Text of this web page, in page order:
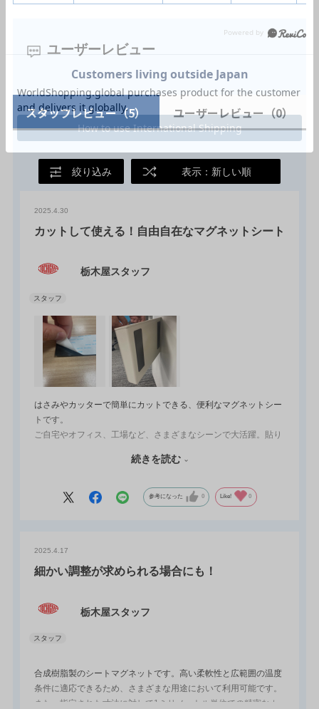
ユーザーレビュー
スタッフレビュー（5） ユーザーレビュー（0）
絞り込み 表示：新しい順
2025.4.30
カットして使える！自由自在なマグネットシート
栃木屋スタッフ
はさみやカッターで簡単にカットできる、便利なマグネットシー
トです。
ご自宅やオフィス、工場など、さまざまなシーンで大活躍。貼り
さらに、特注対応でお好みの寸法はもちろん、両面テープの加工
宙に浮かせて収納することで、見た目もスッキリ＆スペースを有
効活用できます。
続きを読む
参考になった 0 Like! 0
2025.4.17
細かい調整が求められる場合にも！
栃木屋スタッフ
合成樹脂製のシートマグネットです。高い柔軟性と広範囲の温度
条件に適応できるため、さまざまな用途において利用可能です。
また、指定された寸法に対して1ミリメートル単位での精密なカ